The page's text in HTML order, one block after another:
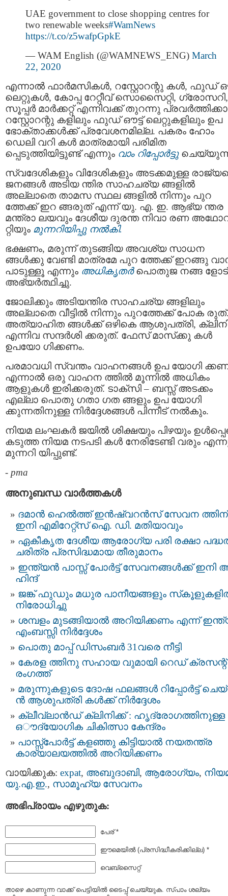
UAE government to close shopping centres for
two renewable weeks#WamNews
https://t.co/z5wafpGpkE
— WAM English (@WAMNEWS_ENG) March
22, 2020
എന്നാല്‍ ഫാര്‍മസികള്‍, റസ്റ്റോറന്റു കള്‍, ഫുഡ്
ലെറ്റുകള്‍, കോപ്പ റേറ്റീവ് സൊസൈറ്റി, ഗ്രോസറി,
സൂപ്പര്‍ മാര്‍ക്കറ്റ് എന്നിവക്ക് തുറന്നു
റസ്റ്റോറന്റു കളിലും ഫുഡ് ഔട്ട് ലെറ്റുകളിലും ഉപ
ഭോക്താക്കള്‍ക്ക് പ്രവേശനമില്ല. പകരം ഹോം
ഡെലി വറി കള്‍ മാത്രമായി പരിമിത
പ്പെടുത്തിയിട്ടുണ്ട് എന്നും വാം റിപ്പോര്‍ട്ടു
സ്വദേശികളും വിദേശികളും അടക്കമുള്ള
ജനങ്ങള്‍ അടിയ ന്തിര സാഹചര്യ ങ്ങളില്‍
അല്ലാതെ താമസ സ്ഥല ങ്ങളില്‍ നിന്നും പുറ
ത്തേക്ക് ഇറ ങ്ങരുത് എന്ന് യു. എ. ഇ. ആഭ്യ ന്തര
മന്ത്രാ ലയവും ദേശീയ ദുരന്ത നിവാ രണ
റ്റിയും മുന്നറിയിപ്പു നല്‍കി.
ഭക്ഷണം, മരുന്ന് തുടങ്ങിയ അവശ്യ സാധന
ങ്ങള്‍ക്കു വേണ്ടി മാത്രമേ പുറ ത്തേക്ക് ഇറങ്ങു
പാടുള്ളൂ എന്നും അധികൃതര്‍പൊതുജ നങ്ങ ളോട്
അഭ്യര്‍ത്ഥിച്ചു.
ജോലിക്കും അടിയന്തിര സാഹചര്യ ങ്ങളിലും
അല്ലാതെ വീട്ടില്‍ നിന്നും പുറത്തേക്ക് പോക
അത്യാഹിത ങ്ങള്‍ക്ക് ഒഴികെ ആശുപത്രി,
എന്നിവ സന്ദര്‍ശി ക്കരുത്. ഫേസ് മാസ്‌ക്കു കള്‍
ഉപയോ ഗിക്കണം.
പരമാവധി സ്വന്തം വാഹനങ്ങള്‍ ഉപ യോഗി
എന്നാല്‍ ഒരു വാഹന ത്തില്‍ മൂന്നില്‍ അധികം
ആളുകള്‍ ഇരിക്കരുത്. ടാക്സി – ബസ്സ് അടക്കം
എല്ലാ പൊതു ഗതാ ഗത ങ്ങളും ഉപ യോഗി
ക്കുന്നതിനുള്ള നിര്‍ദ്ദേശങ്ങള്‍ പിന്നീട് നല്‍കും.
നിയമ ലംഘകര്‍ ജയില്‍ ശിക്ഷയും പിഴയും
കടുത്ത നിയമ നടപടി കള്‍ നേരിടേണ്ടി വരും
മുന്നറി യിപ്പുണ്ട്.
- pma
അനുബന്ധ വാര്‍ത്തകള്‍
ദമാൻ ഹെല്‍ത്ത് ഇന്‍ഷ്വറന്‍സ്​ സേവന ത്തിന്​
ഇനി എമിറേറ്റ്​സ് ഐ. ഡി. മതിയാവും ​ ​
ഏകീകൃത ദേശീയ ആരോഗ്യ പരി രക്ഷാ
ചരിത്ര പ്രസിദ്ധമായ തീരുമാനം
ഇന്ത്യന്‍ പാസ്സ്‌ പോർട്ട് സേവനങ്ങള്‍ക്ക് ഇനി
ഹിന്ദ്
ജങ്ക് ഫുഡും മധുര പാനീയങ്ങളും
നിരോധിച്ചു
ശമ്പളം മുടങ്ങിയാൽ അറിയിക്കണം എന്ന്
എംബസ്സി നിർദ്ദേശം
പൊതു മാപ്പ് ഡിസംബർ 31വരെ നീട്ടി
കേരള ത്തിനു സഹായ വുമായി റെഡ്‌ ക്രസന്റ്
രംഗത്ത്
മ​രുന്നുകളുടെ​ ദോ​ഷ​ ഫലങ്ങള്‍ റി​പ്പോ​ര്‍ട്ട്
ൻ ആ​ശു​പ​ത്രി ​ക​ള്‍ക്ക് നിര്‍ദ്ദേശം
ക്ലീവ്​ലാൻഡ് ക്ലിനിക്ക് : ഹൃദ്രോഗത്തിനുള്ള
ഒൗദ്യോഗിക ചികിത്സാ കേന്ദ്രം
പാസ്സ്പോർട്ട് കളഞ്ഞു കിട്ടിയാല്‍ നയതന്ത്ര
കാര്യാലയത്തില്‍ അറിയിക്കണം
വായിക്കുക: expat, അബുദാബി, ആരോഗ്യം,
യു.എ.ഇ., സാമൂഹ്യ സേവനം
അഭിപ്രായം എഴുതുക:
പേര് *
ഈമെയില്‍ (പ്രസിദ്ധീകരിക്കില്ല) *
വെബ്സൈറ്റ്
താഴെ കാണുന്ന വാക്ക് പെട്ടിയില്‍ ടൈപ്പ്‌ ചെയ്യുക. സ്പാം ശല്യം